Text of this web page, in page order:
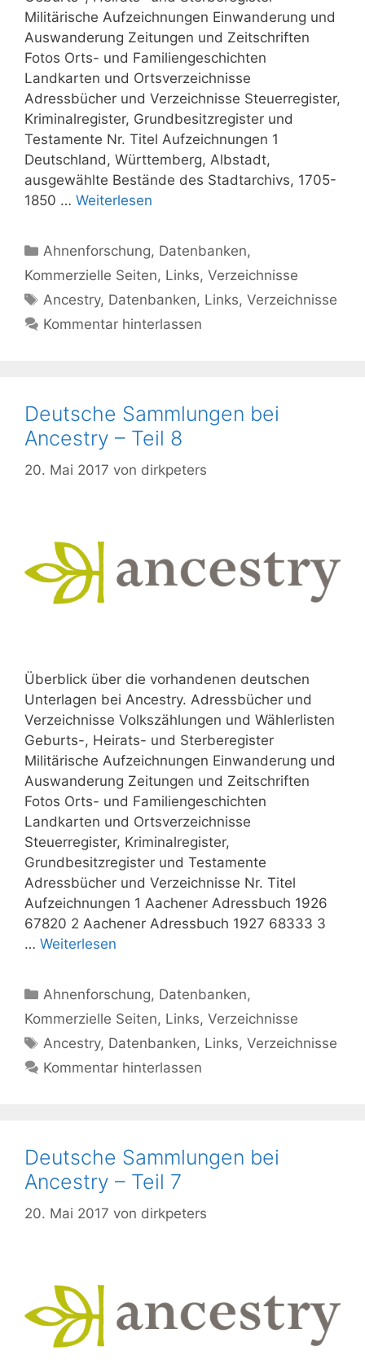
Militärische Aufzeichnungen Einwanderung und
Auswanderung Zeitungen und Zeitschriften
Fotos Orts- und Familiengeschichten
Landkarten und Ortsverzeichnisse
Adressbücher und Verzeichnisse Steuerregister,
Kriminalregister, Grundbesitzregister und
Testamente Nr. Titel Aufzeichnungen 1
Deutschland, Württemberg, Albstadt,
ausgewählte Bestände des Stadtarchivs, 1705-
1850 … Weiterlesen
Kategorien
Ahnenforschung, Datenbanken,
Kommerzielle Seiten, Links, Verzeichnisse
Schlagwörter
Ancestry, Datenbanken, Links,Verzeichnisse
Kommentar hinterlassen
Deutsche Sammlungen bei
Ancestry – Teil 8
20. Mai 2017 von dirkpeters
Überblick über die vorhandenen deutschen
Unterlagen bei Ancestry. Adressbücher und
Verzeichnisse Volkszählungen und Wählerlisten
Geburts-, Heirats- und Sterberegister
Militärische Aufzeichnungen Einwanderung und
Auswanderung Zeitungen und Zeitschriften
Fotos Orts- und Familiengeschichten
Landkarten und Ortsverzeichnisse
Steuerregister, Kriminalregister,
Grundbesitzregister und Testamente
Adressbücher und Verzeichnisse Nr. Titel
Aufzeichnungen 1 Aachener Adressbuch 1926
67820 2 Aachener Adressbuch 1927 68333 3
… Weiterlesen
Kategorien
Ahnenforschung, Datenbanken,
Kommerzielle Seiten, Links, Verzeichnisse
Schlagwörter
Ancestry, Datenbanken, Links,Verzeichnisse
Kommentar hinterlassen
Deutsche Sammlungen bei
Ancestry – Teil 7
20. Mai 2017 von dirkpeters